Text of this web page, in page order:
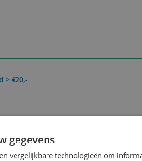
> €20,-
Er zijn nog geen
Heb jij dit product in bezit
gegevens
vergelijkbare technologieën om